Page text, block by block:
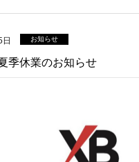
お知らせ
季休業のお知らせ